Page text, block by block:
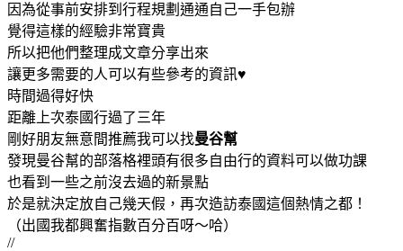
因為從事前安排到行程規劃通通自己一手包辦
覺得這樣的經驗非常寶貴
所以把他們整理成文章分享出來
讓更多需要的人可以有些參考的資訊♥
時間過得好快
距離上次泰國行過了三年
剛好朋友無意間推薦我可以找曼谷幫
發現曼谷幫的部落格裡頭有很多自由行的資料可以做功課
也看到一些之前沒去過的新景點
於是就決定放自己幾天假，再次造訪泰國這個熱情之都！
（出國我都興奮指數百分百呀～哈）
//